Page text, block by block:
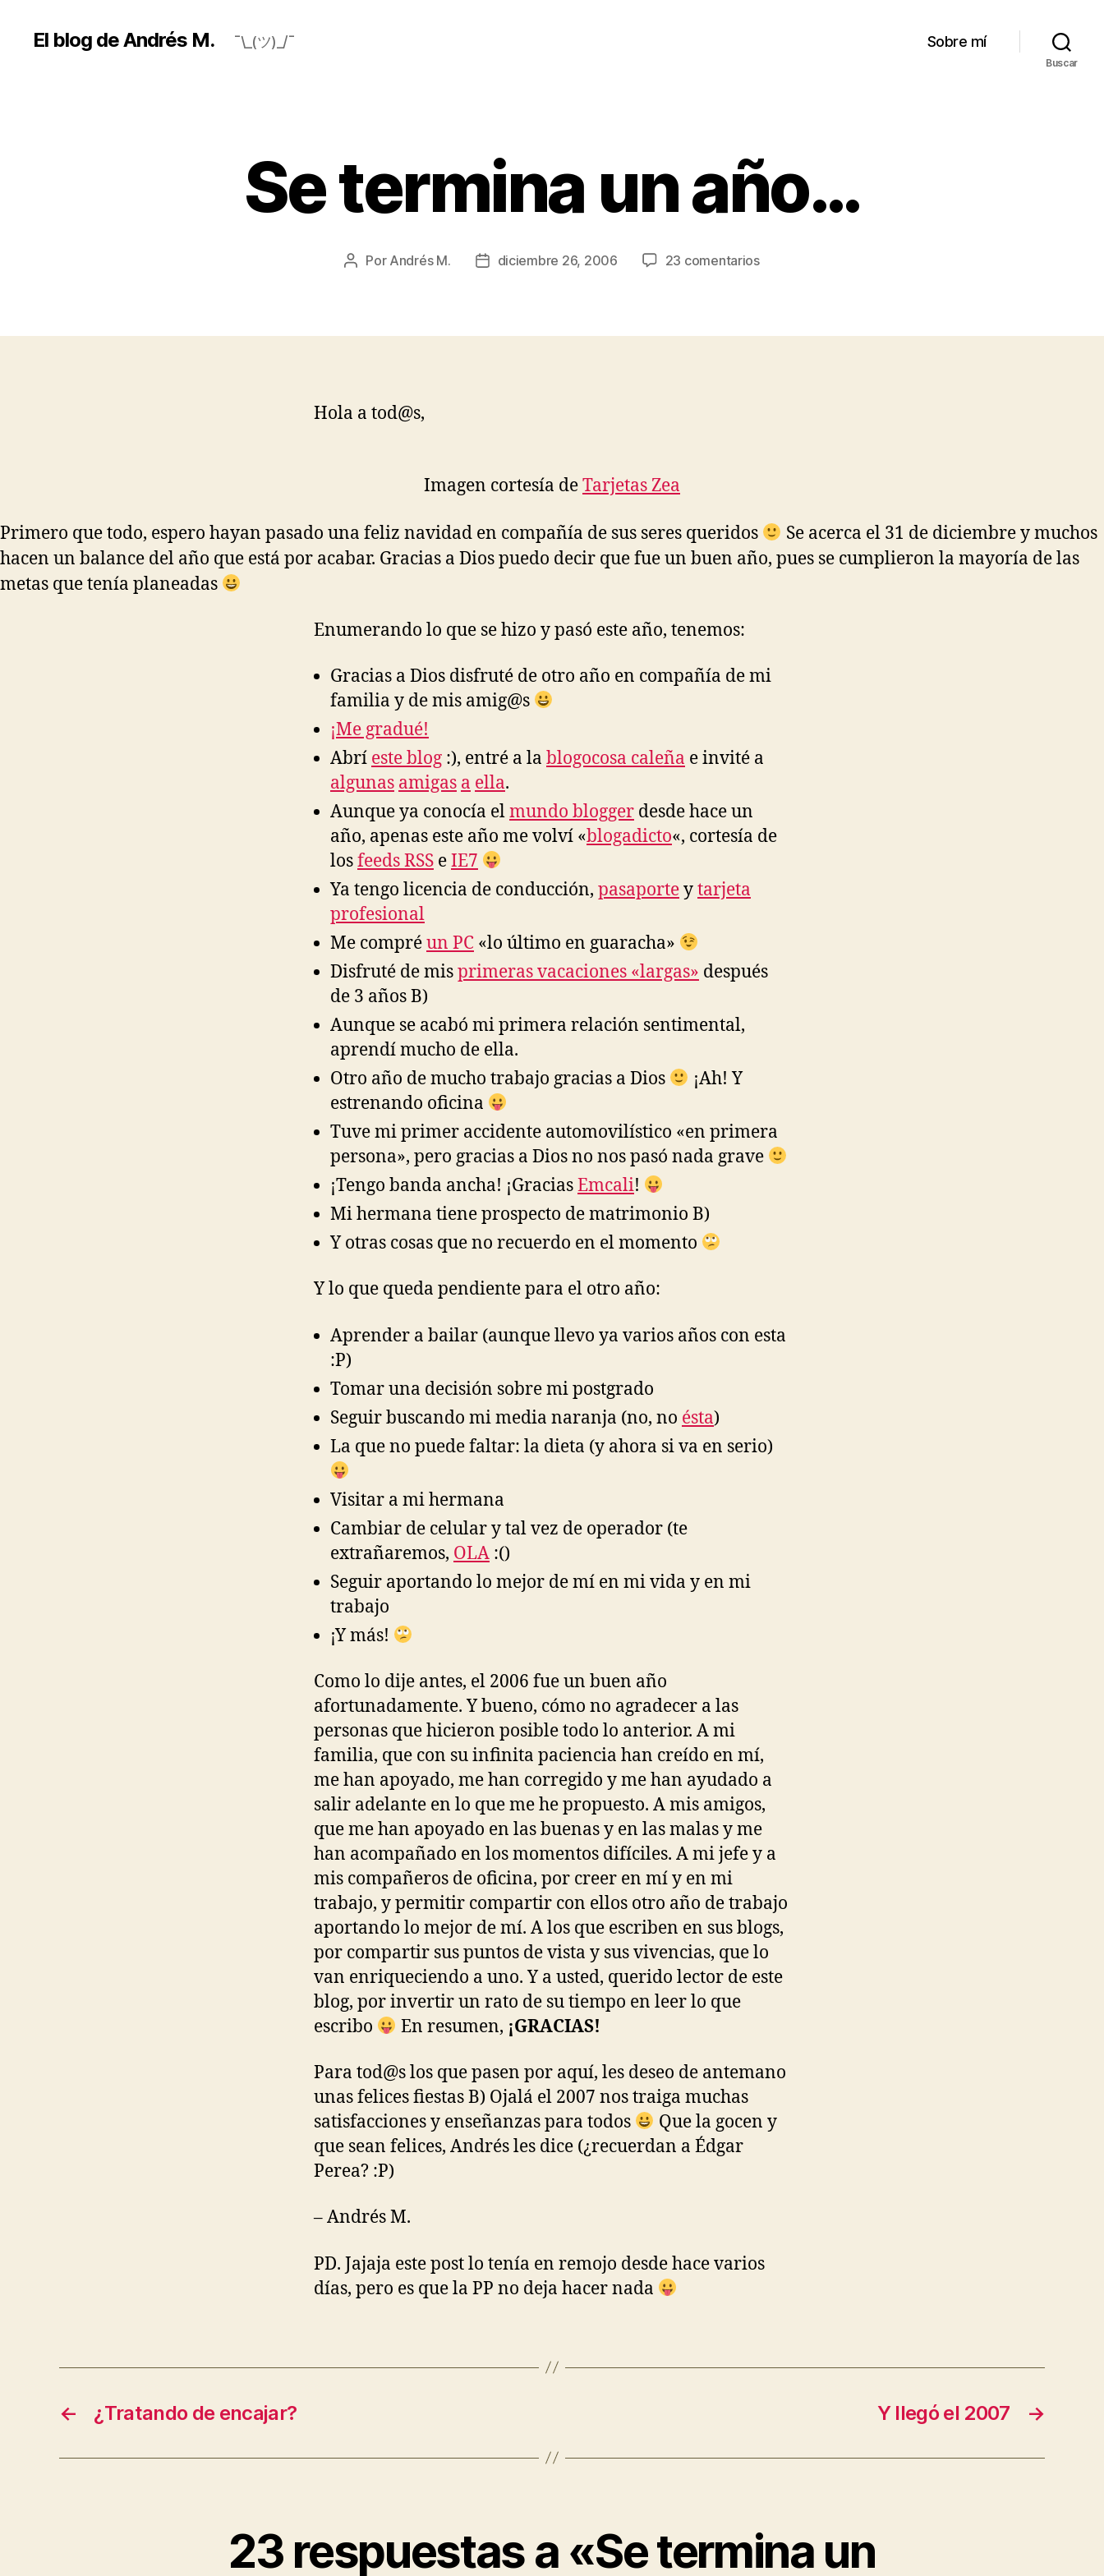
El blog de Andrés M. ¯\_(ツ)_/¯ Sobre mí
Buscar
Se termina un año…
Autor
Por Andrés M.
Fechadiciembre 26, 2006 23 comentariosen
año…
Hola a tod@s,
Imagen cortesía deTarjetas Zea
Primero que todo, espero hayan pasado una feliz navidad en compañía de sus seres queridos
Se acerca el 31 de diciembre y muchos
hacen un balance del año que está por acabar. Gracias a Dios puedo decir que fue un buen año, pues se cumplieron la mayoría de las
metas que tenía planeadas
Enumerando lo que se hizo y pasó este año, tenemos:
Gracias a Dios disfruté de otro año en compañía de mi
familia y de mis amig@s
¡Me gradué!
Abrí este blog :), entré a la blogocosa caleña e invité a
algunas amigas a ella.
Aunque ya conocía elmundo blogger desde hace un
año, apenas este año me volví «blogadicto«, cortesía de
losfeeds RSS eIE7
Ya tengo licencia de conducción, pasaporteytarjeta
profesional
Me compréun PC «lo último en guaracha»
Disfruté de misprimeras vacaciones «largas» después
de 3 años B)
Aunque se acabó mi primera relación sentimental,
aprendí mucho de ella.
Otro año de mucho trabajo gracias a Dios
¡Ah! Y
estrenando oficina
Tuve mi primer accidente automovilístico «en primera
persona», pero gracias a Dios no nos pasó nada grave
¡Tengo banda ancha! ¡GraciasEmcali!
Mi hermana tiene prospecto de matrimonio B)
Y otras cosas que no recuerdo en el momento
Y lo que queda pendiente para el otro año:
Aprender a bailar (aunque llevo ya varios años con esta
:P)
Tomar una decisión sobre mi postgrado
Seguir buscando mi media naranja (no, no ésta)
La que no puede faltar: la dieta (y ahora si va en serio)
Visitar a mi hermana
Cambiar de celular y tal vez de operador (te
extrañaremos, OLA :()
Seguir aportando lo mejor de mí en mi vida y en mi
trabajo
¡Y más!
Como lo dije antes, el 2006 fue un buen año
afortunadamente. Y bueno, cómo no agradecer a las
personas que hicieron posible todo lo anterior. A mi
familia, que con su infinita paciencia han creído en mí,
me han apoyado, me han corregido y me han ayudado a
salir adelante en lo que me he propuesto. A mis amigos,
que me han apoyado en las buenas y en las malas y me
han acompañado en los momentos difíciles. A mi jefe y a
mis compañeros de oficina, por creer en mí y en mi
trabajo, y permitir compartir con ellos otro año de trabajo
aportando lo mejor de mí. A los que escriben en sus blogs,
por compartir sus puntos de vista y sus vivencias, que lo
van enriqueciendo a uno. Y a usted, querido lector de este
blog, por invertir un rato de su tiempo en leer lo que
escribo
En resumen, ¡GRACIAS!
Para tod@s los que pasen por aquí, les deseo de antemano
unas felices fiestas B) Ojalá el 2007 nos traiga muchas
satisfacciones y enseñanzas para todos
Que la gocen y
que sean felices, Andrés les dice (¿recuerdan a Édgar
Perea? :P)
– Andrés M.
PD. Jajaja este post lo tenía en remojo desde hace varios
días, pero es que la PP no deja hacer nada
← ¿Tratando de encajar? →
Y llegó el 2007
23 respuestas a «Se termina un